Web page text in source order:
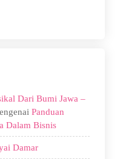
Dari Bumi Jawa –
Panduan
Dalam Bisnis
Damar